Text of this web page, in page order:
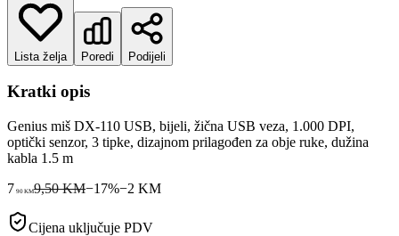
Lista želja Poredi Podijeli
Kratki opis
Genius miš DX-110 USB, bijeli, žična USB veza, 1.000 DPI,
optički senzor, 3 tipke, dizajnom prilagođen za obje ruke, dužina
kabla 1.5 m
7 90 KM9,50 KM−17%−2 KM
Cijena uključuje PDV